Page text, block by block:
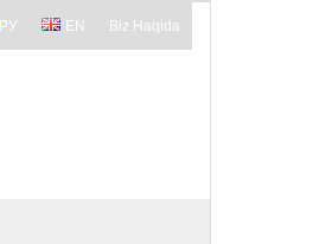
РУ EN Biz Haqida